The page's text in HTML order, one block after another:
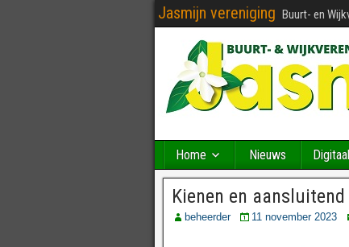
Jasmijn vereniging Buurt- en
Home Nieuws
Kienen en
beheerder 11 november 2023